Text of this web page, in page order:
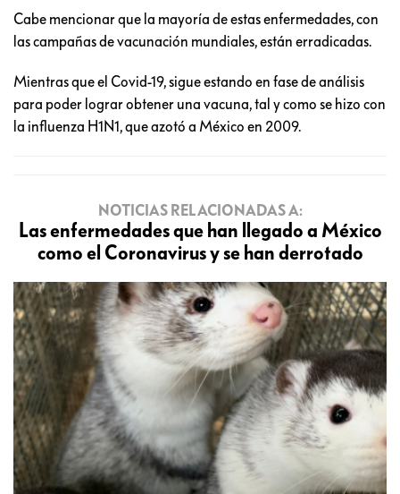
Cabe mencionar que la mayoría de estas enfermedades, con
las campañas de vacunación mundiales, están erradicadas.
Mientras que el Covid-19, sigue estando en fase de análisis
para poder lograr obtener una vacuna, tal y como se hizo con
la influenza H1N1, que azotó a México en 2009.
NOTICIAS RELACIONADAS A:
Las enfermedades que han llegado a México
como el Coronavirus y se han derrotado